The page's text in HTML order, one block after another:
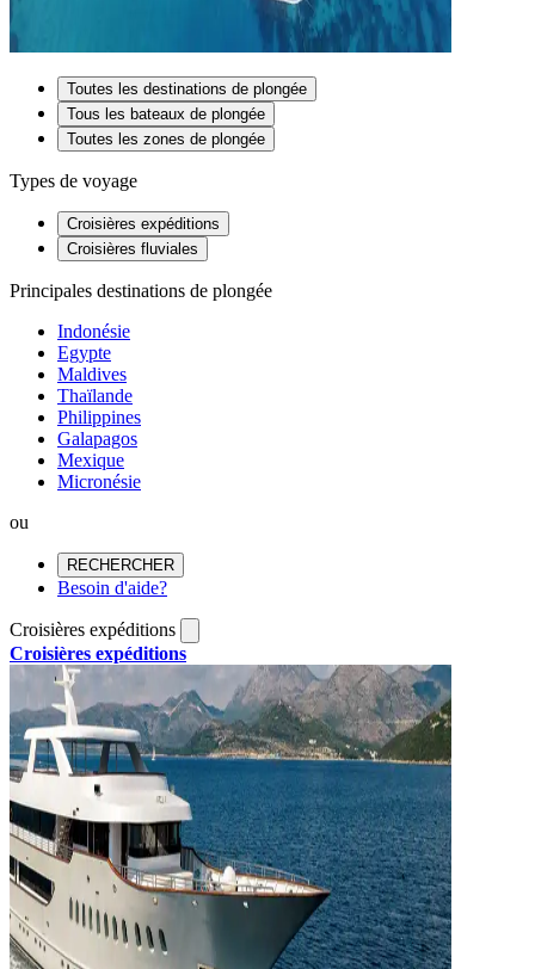
Toutes les destinations de plongée
Tous les bateaux de plongée
Toutes les zones de plongée
Types de voyage
Croisières expéditions
Croisières fluviales
Principales destinations de plongée
Indonésie
Egypte
Maldives
Thaïlande
Philippines
Galapagos
Mexique
Micronésie
ou
RECHERCHER
Besoin d'aide?
Croisières expéditions
Croisières expéditions